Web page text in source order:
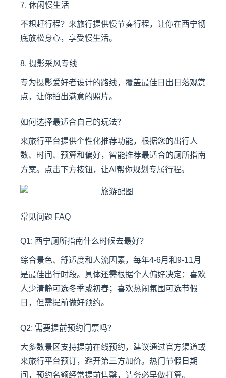
7. 休闲慢生活
不想赶行程？来旅行提供慢节奏行程，让你在西宁彻
底放松身心，享受慢生活。
8. 摄影采风专线
专为摄影爱好者设计的路线，覆盖最佳日出日落观赏
点，让你拍出满意的照片。
如何选择最适合自己的玩法？
来旅行平台提供个性化推荐功能，根据您的出行人
数、时间、预算和偏好，智能推荐最适合的厕所指南
方案。点击下方按钮，让AI帮你规划专属行程。
常见问题 FAQ
Q1: 西宁厕所指南什么时候去最好？
综合景色、舒适度和人流因素，每年4-6月和9-11月
是最佳出行时段。具体还需根据个人偏好决定：喜欢
人少清静可选冬季或初春；喜欢热闹氛围可选节假
日，但需提前做好预约。
Q2: 需要提前预约门票吗？
大多数景区支持提前在线预约，建议通过官方渠道或
来旅行平台预订，避开第三方加价。热门节假日期
间，预约名额经常提前售罄，请务必早做打算。